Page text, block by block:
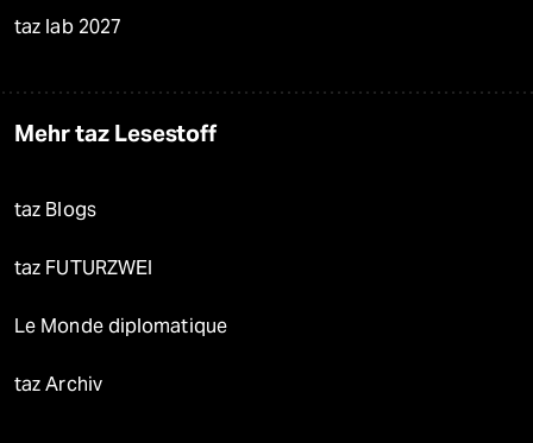
taz lab 2027
Mehr taz Lesestoff
taz Blogs
taz FUTURZWEI
Le Monde diplomatique
taz Archiv